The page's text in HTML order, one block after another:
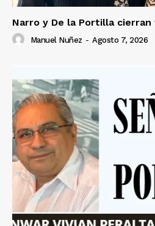
Narro y De la Portilla
Manuel Nuñez - Agosto 7, 2026